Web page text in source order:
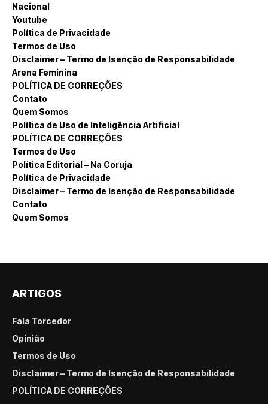
Nacional
Youtube
Política de Privacidade
Termos de Uso
Disclaimer – Termo de Isenção de Responsabilidade
Arena Feminina
POLÍTICA DE CORREÇÕES
Contato
Quem Somos
Política de Uso de Inteligência Artificial
POLÍTICA DE CORREÇÕES
Termos de Uso
Política Editorial – Na Coruja
Política de Privacidade
Disclaimer – Termo de Isenção de Responsabilidade
Contato
Quem Somos
ARTIGOS
Fala Torcedor
Opinião
Termos de Uso
Disclaimer – Termo de Isenção de Responsabilidade
POLÍTICA DE CORREÇÕES